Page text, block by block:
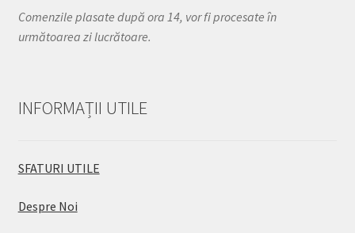
Comenzile plasate după ora 14, vor fi procesate în
următoarea zi lucrătoare.
INFORMAȚII UTILE
SFATURI UTILE
Despre Noi